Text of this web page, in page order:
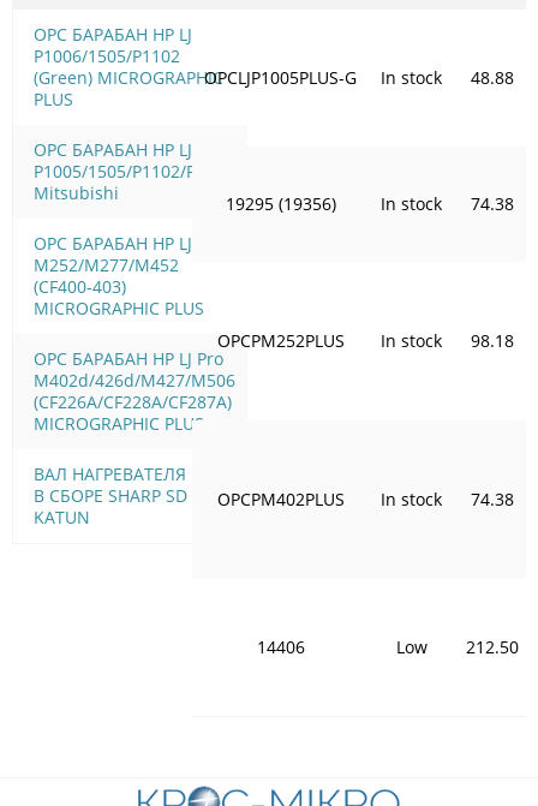
OPC БАРАБАН HP LJ
P1006/1505/Р1102
(Green) MICROGRAPHIC
PLUS
OPC БАРАБАН HP LJ
P1005/1505/Р1102/Р1566
Mitsubishi
OPC БАРАБАН HP LJ Pro
M252/M277/M452
(CF400-403)
MICROGRAPHIC PLUS
OPC БАРАБАН HP LJ Pro
M402d/426d/M427/M506
(CF226A/CF228A/CF287A)
MICROGRAPHIC PLUS
ВАЛ НАГРЕВАТЕЛЯ 125K
В СБОРЕ SHARP SD 2060
KATUN
OPCLJP1005PLUS-G In stock 48.88
19295 (19356) In stock 74.38
OPCPM252PLUS In stock 98.18
OPCPM402PLUS In stock 74.38
14406 Low 212.50